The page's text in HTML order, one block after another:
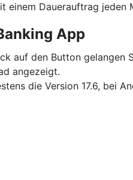
einem Dauerauftrag
App
auf den Button
angezeigt.
die Version 17.6, bei